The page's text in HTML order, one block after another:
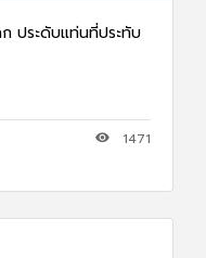
ประดับแท่นที่ประทับ
1471